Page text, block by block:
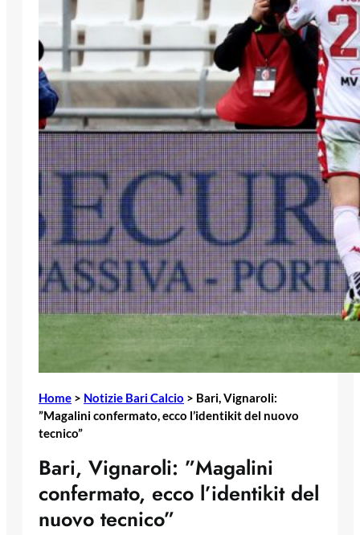
Home > Notizie Bari Calcio > Bari, Vignaroli:
”Magalini confermato, ecco l’identikit del nuovo
tecnico”
Bari, Vignaroli: ”Magalini
confermato, ecco l’identikit del
nuovo tecnico”